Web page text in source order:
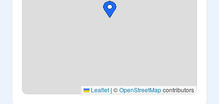
Leaflet | ©OpenStreetMapcontributors